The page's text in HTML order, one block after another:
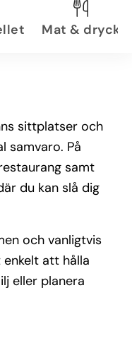
Mat & dryck
sittplatser och
samvaro. På
samt
du kan slå dig
och vanligtvis
att hålla
eller planera